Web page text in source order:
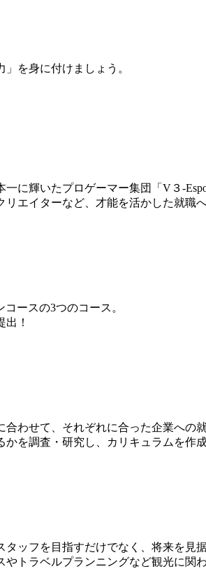
を身に付けましょう。
に輝いたプロゲーマー集団「V３-
エイターなど、才能を活かした就職へ
ースの3つのコース。
！
わせて、それぞれに合った企業へ
を調査・研究し、カリキュラムを作成
ッフを目指すだけでなく、将来を見
トラベルプランニングなど観光に関